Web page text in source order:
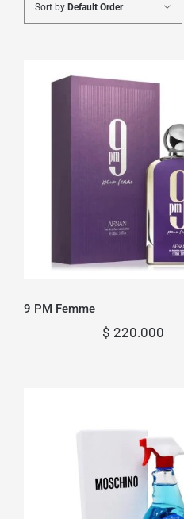
Sort by Default Order
9 PM Femme
9 PM Femme
$ 220.000
Fresh Couture